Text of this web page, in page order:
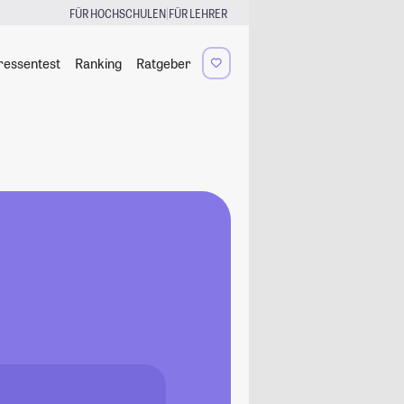
FÜR HOCHSCHULEN|FÜR LEHRER
Ranking Ratgeber